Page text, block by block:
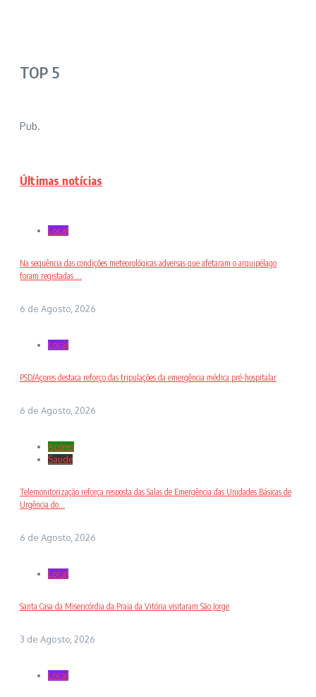
TOP 5
Pub.
Últimas notícias
Local
Na sequência das condições meteorológicas adversas que afetaram o arquipélago
foram registadas ...
6 de Agosto, 2026
Local
PSD/Açores destaca reforço das tripulações da emergência médica pré-hospitalar
6 de Agosto, 2026
Açores
Saude
Telemonitorização reforça resposta das Salas de Emergência das Unidades Básicas de
Urgência do...
6 de Agosto, 2026
Local
Santa Casa da Misericórdia da Praia da Vitória visitaram São Jorge
3 de Agosto, 2026
Local